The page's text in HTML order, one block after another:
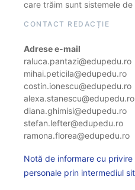
care trăim sunt sistemele
CONTACT REDACȚIE
Adrese e-mail
raluca.pantazi@edupedu.ro
mihai.peticila@edupedu.ro
costin.ionescu@edupedu.ro
alexa.stanescu@edupedu.ro
diana.ghimisi@edupedu.ro
stefan.lefter@edupedu.ro
ramona.florea@edupedu.ro
Notă de informare cu
personale prin intermediul